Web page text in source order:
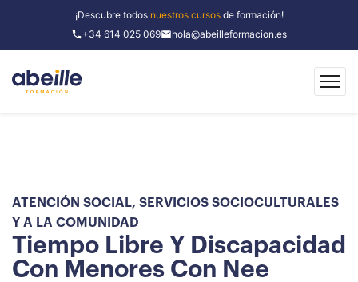
¡Descubre todos nuestros cursosde formación!
+34 614 025 069
hola@abeilleformacion.es
ATENCIÓN SOCIAL, SERVICIOS SOCIOCULTURALES
Y A LA COMUNIDAD
Tiempo Libre Y Discapacidad
Con Menores Con Nee